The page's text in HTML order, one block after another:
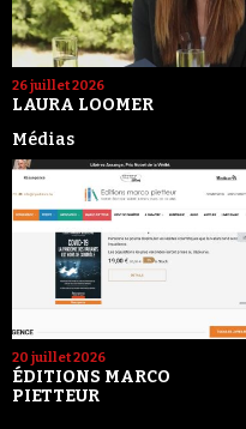
26 juillet 2026
LAURA LOOMER
Médias
20 juillet 2026
ÉDITIONS MARCO
PIETTEUR